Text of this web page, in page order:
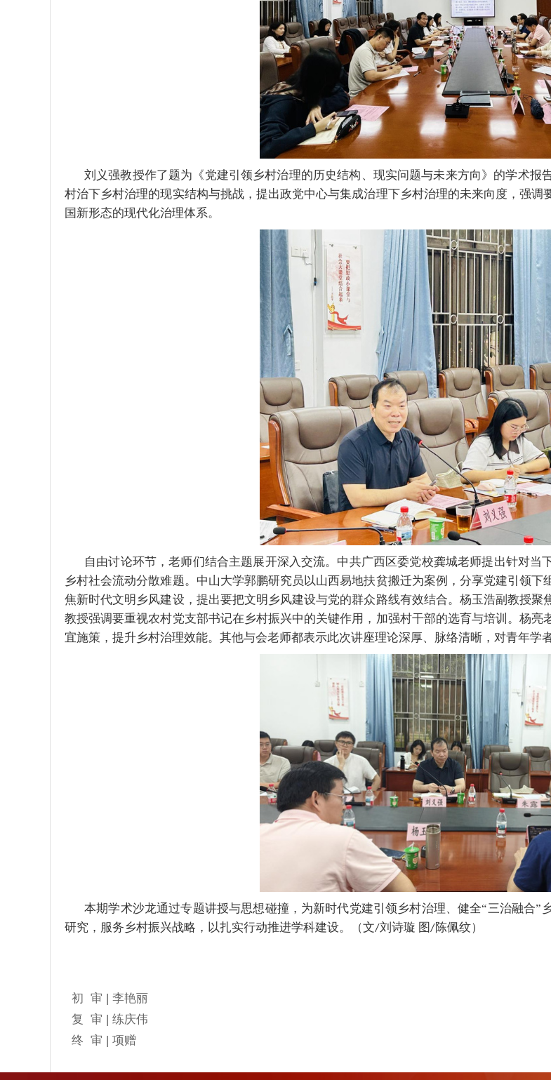
刘义强教授作了题为《党建引领乡村治理的历史结构、现实问题与未来方向》的学术报
村治下乡村治理的现实结构与挑战，提出政党中心与集成治理下乡村治理的未来向度，强
国新形态的现代化治理体系。
自由讨论环节，老师们结合主题展开深入交流。中共广西区委党校龚城老师提出针对当
乡村社会流动分散难题。中山大学郭鹏研究员以山西易地扶贫搬迁为案例，分享党建引领
焦新时代文明乡风建设，提出要把文明乡风建设与党的群众路线有效结合。杨玉浩副教授
教授强调要重视农村党支部书记在乡村振兴中的关键作用，加强村干部的选育与培训。杨
宜施策，提升乡村治理效能。其他与会老师都表示此次讲座理论深厚、脉络清晰，对青年学
本期学术沙龙通过专题讲授与思想碰撞，为新时代党建引领乡村治理、健全“三治融合
研究 ， 服务乡村振兴战略，以扎实行动推进学科建设。（文/刘诗璇 图/陈佩纹）
初 审 | 李艳丽
复 审 | 练庆伟
终 审 | 项赠